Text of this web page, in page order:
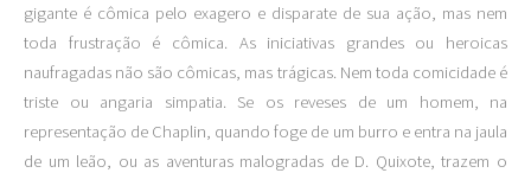
gigante é cômica pelo exagero e disparate de sua ação, mas nem
toda frustração é cômica. As iniciativas grandes ou heroicas
naufragadas não são cômicas, mas trágicas. Nem toda comicidade é
triste ou angaria simpatia. Se os reveses de um homem, na
representação de Chaplin, quando foge de um burro e entra na jaula
de um leão, ou as aventuras malogradas de D. Quixote, trazem o